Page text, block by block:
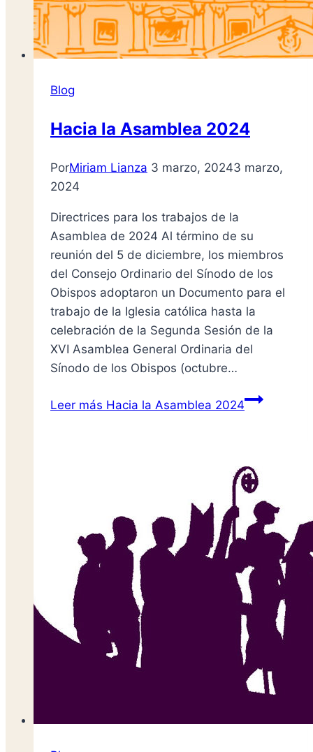
Blog
Hacia la Asamblea 2024
PorMiriam Lianza 3 marzo, 20243 marzo,
2024
Directrices para los trabajos de la
Asamblea de 2024 Al término de su
reunión del 5 de diciembre, los miembros
del Consejo Ordinario del Sínodo de los
Obispos adoptaron un Documento para el
trabajo de la Iglesia católica hasta la
celebración de la Segunda Sesión de la
XVI Asamblea General Ordinaria del
Sínodo de los Obispos (octubre…
Leer más Hacia la Asamblea 2024